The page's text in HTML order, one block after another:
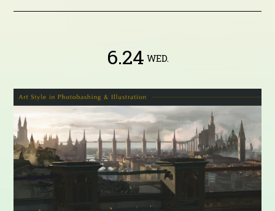
6.24 WED.